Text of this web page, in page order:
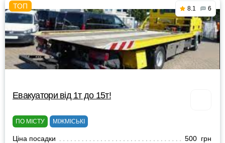
8.1 6
Евакуатори від 1т до 15т!
ПО МІСТУ МІЖМІСЬКІ
Ціна посадки
500 грн